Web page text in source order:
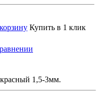
Купить в 1 клик
1,5-3мм.